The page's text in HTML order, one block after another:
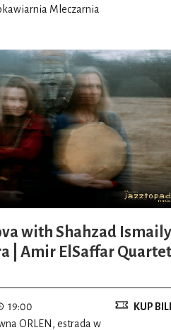
Mleczarnia
with Shahzad Ismaily
| Amir ElSaffar Quartet
19:00
ORLEN, estrada w
KUP